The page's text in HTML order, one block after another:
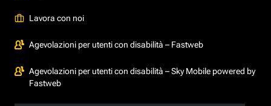
Lavora con noi
Agevolazioni per utenti con disabilità – Fastweb
Agevolazioni per utenti con disabilità – Sky Mobile powered by
Fastweb